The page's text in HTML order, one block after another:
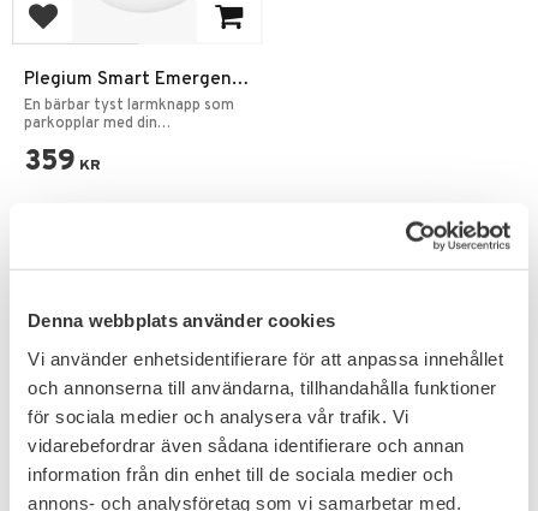
Denna webbplats använder cookies
Vi använder enhetsidentifierare för att anpassa innehållet
och annonserna till användarna, tillhandahålla funktioner
för sociala medier och analysera vår trafik. Vi
vidarebefordrar även sådana identifierare och annan
information från din enhet till de sociala medier och
annons- och analysföretag som vi samarbetar med.
Add to favorites
Plegium Smart Emergency
Button Wearable
En bärbar tyst larmknapp som
parkopplar med din
359 KR
PRENUMERERA & TA DEL AV VÅRA
ERBJUDANDEN!